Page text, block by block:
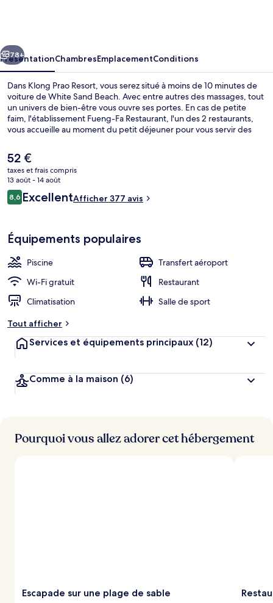
Suivant
78+
PrésentationChambresEmplacementConditions
Dans Klong Prao Resort, vous serez situé à moins de 10 minutes de
voiture de White Sand Beach. Avec entre autres des massages, tout
un univers de bien-être vous ouvre ses portes. En cas de petite
faim, l'établissement Fueng-Fa Restaurant, l'un des 2 restaurants,
vous accueille au moment du petit déjeuner pour vous servir des
hébergement figurent 2 bars/lounges, une piscine extérieure et
une rivière artificielle (lazy river).
Le
prix
actuel
est
de
52 €
taxes et frais compris
13 août - 14 août
Avis
voyageurs
8,68,6 sur 10
ExcellentAfficher 377 avis
Équipements populaires
Piscine
Transfert aéroport
Wi-Fi gratuit
Restaurant
Climatisation
Salle de sport
Tout afficher
Services et équipements principaux (12)
Comme à la maison (6)
Pourquoi vous allez adorer cet hébergement
Escapade sur une plage de sable